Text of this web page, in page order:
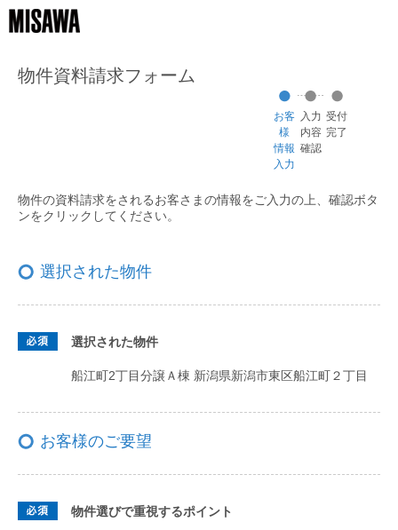
物件資料請求フォーム
お客
様
情報
入力
入力
内容
確認
受付
完了
物件の資料請求をされるお客さまの情報をご入力の上、 確認ボタ
ンをクリックしてください。
選択された物件
選択された物件
船江町2丁目分譲Ａ棟 新潟県新潟市東区船江町２丁目
お客様のご要望
物件選びで重視するポイント